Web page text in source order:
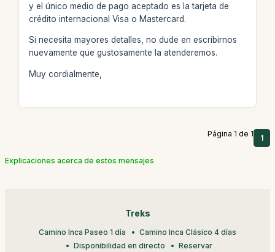
y el único medio de pago aceptado es la tarjeta de
crédito internacional Visa o Mastercard.
Si necesita mayores detalles, no dude en escribirnos
nuevamente que gustosamente la atenderemos.
Muy cordialmente,
Página 1 de 1 1
Explicaciones acerca de estos mensajes
Treks
Camino Inca Paseo 1 día
Camino Inca Clásico 4 días
Disponibilidad en directo
Reservar